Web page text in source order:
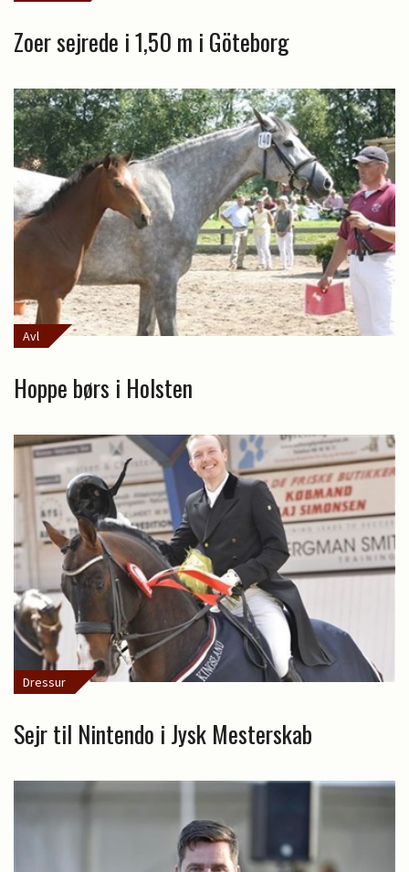
Zoer sejrede i 1,50 m i Göteborg
Avl
Hoppe børs i Holsten
Dressur
Sejr til Nintendo i Jysk Mesterskab